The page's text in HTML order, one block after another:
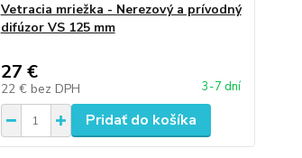
Vetracia mriežka - Nerezový a prívodný
difúzor VS 125 mm
27 €
22 € bez DPH 3-7 dní
Pridať do košíka